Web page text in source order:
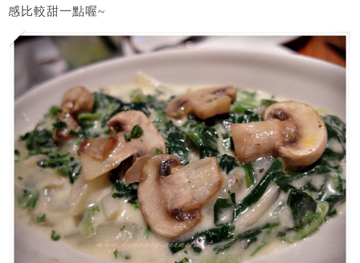
感比較甜一點喔~